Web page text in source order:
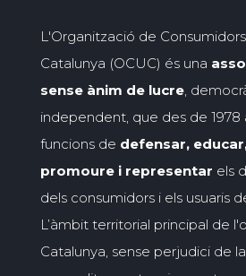
L'Organització de
Catalunya (OCUC) és una
sense ànim de lucre,
independent, que des de 1978
funcions de defensar,
promoure i representar els
dels consumidors i els usuaris
L’àmbit territorial principal de
Catalunya, sense perjudici de